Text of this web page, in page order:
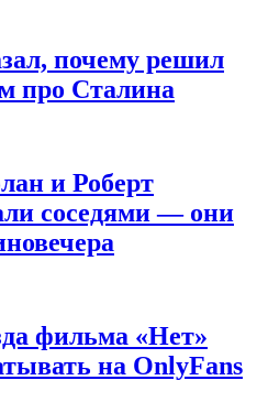
почему решил
про Сталина
и Роберт
соседями — они
фильма «Нет»
на OnlyFans